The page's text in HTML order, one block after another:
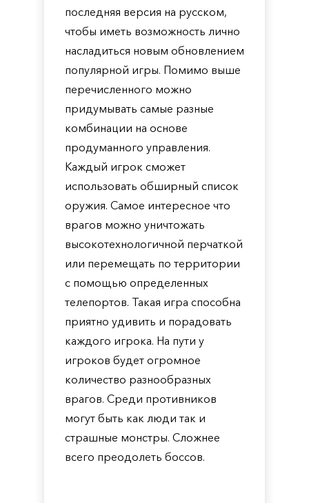
последняя версия на русском,
чтобы иметь возможность лично
насладиться новым обновлением
популярной игры. Помимо выше
перечисленного можно
придумывать самые разные
комбинации на основе
продуманного управления.
Каждый игрок сможет
использовать обширный список
оружия. Самое интересное что
врагов можно уничтожать
высокотехнологичной перчаткой
или перемещать по территории
с помощью определенных
телепортов. Такая игра способна
приятно удивить и порадовать
каждого игрока. На пути у
игроков будет огромное
количество разнообразных
врагов. Среди противников
могут быть как люди так и
страшные монстры. Сложнее
всего преодолеть боссов.